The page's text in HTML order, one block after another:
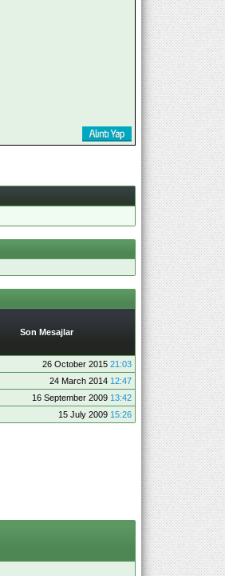
Son Mesajlar
26 October 2015 21:03
24 March 2014 12:47
16 September 2009 13:42
15 July 2009 15:26